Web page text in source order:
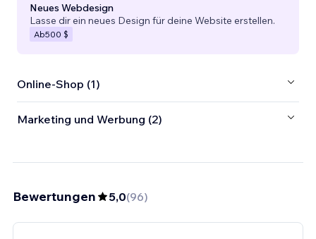
Neues Webdesign
Lasse dir ein neues Design für deine Website erstellen.
Ab500 $
Online-Shop (1)
Marketing und Werbung (2)
Bewertungen 5,0(96)